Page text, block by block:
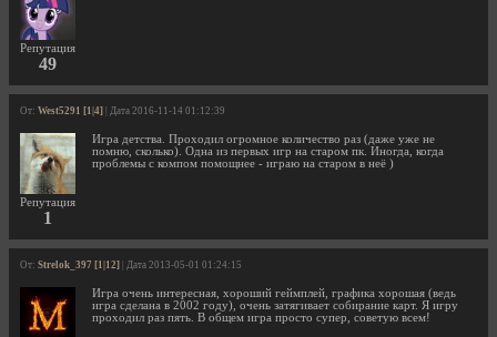
Репутация
49
От: West5291 [1|4] | Дата 2016-11-14 01:12:39
Репутация
1
Игра детства. Проходил огромное количество раз (даже уже не
помню, сколько). Одна из первых игр на старом пк. Иногда, когда
проблемы с компом помощнее - играю на старом в неё )
От: Strelok_397 [1|12] | Дата 2013-05-01 01:24:15
Игра очень интересная, хороший геймплей, графика хорошая (ведь
игра сделана в 2002 году), очень затягивает собирание карт. Я игру
проходил раз пять. В общем игра просто супер, советую всем!